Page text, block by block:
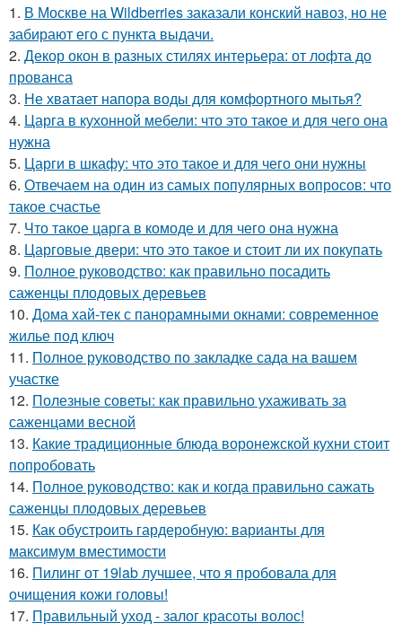
1. В Москве на Wildberries заказали конский навоз, но не
забирают его с пункта выдачи.
2. Декор окон в разных стилях интерьера: от лофта до
прованса
3. Не хватает напора воды для комфортного мытья?
4. Царга в кухонной мебели: что это такое и для чего она
нужна
5. Царги в шкафу: что это такое и для чего они нужны
6. Отвечаем на один из самых популярных вопросов: что
такое счастье
7. Что такое царга в комоде и для чего она нужна
8. Царговые двери: что это такое и стоит ли их покупать
9. Полное руководство: как правильно посадить
саженцы плодовых деревьев
10. Дома хай-тек с панорамными окнами: современное
жилье под ключ
11. Полное руководство по закладке сада на вашем
участке
12. Полезные советы: как правильно ухаживать за
саженцами весной
13. Какие традиционные блюда воронежской кухни стоит
попробовать
14. Полное руководство: как и когда правильно сажать
саженцы плодовых деревьев
15. Как обустроить гардеробную: варианты для
максимум вместимости
16. Пилинг от 19lab лучшее, что я пробовала для
очищения кожи головы!
17. Правильный уход - залог красоты волос!